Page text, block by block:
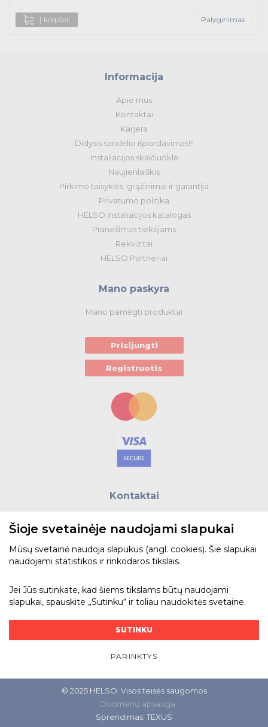
Į krepšelį Palyginimas
Informacija
Apie mus
Kontaktai
Karjera
Didysis sandėlio išpardavimas!!!
Instaliacijos skaičiuoklė
Naujienlaiškis
Pirkimo taisyklės, grąžinimai ir garantija
Privatumo politika
HELSO Instaliacijos katalogas
Pranešimas tiekėjams
Rekvizitai
HELSO Partneriai
Mano paskyra
Mano pamėgti produktai
Prisijungti
Registruotis
Kontaktai
Telefonas:+370 5 215 0070
Adresas: Vilkpėdės g. 4, LT-03151, Vilnius
Bendraukime
© 2025 HELSO. Visos teisės saugomos
Duomenų apsauga
Sprendimas: TEXUS
Šioje svetainėje naudojami slapukai
Mūsų svetainė naudoja slapukus (angl. cookies). Šie slapukai
naudojami statistikos ir rinkodaros tikslais.
Jei Jūs sutinkate, kad šiems tikslams būtų naudojami
slapukai, spauskite „Sutinku“ ir toliau naudokitės svetaine.
SUTINKU
PARINKTYS